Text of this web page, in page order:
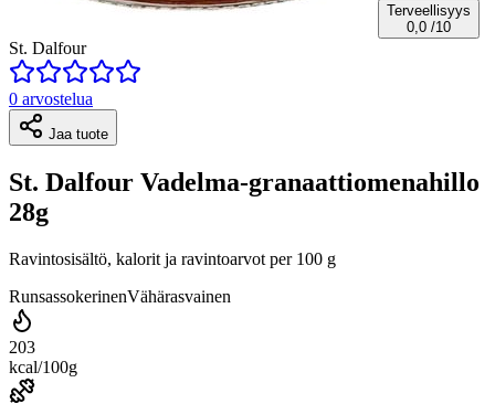
Terveellisyys
0,0 /10
St. Dalfour
0 arvostelua
Jaa tuote
St. Dalfour Vadelma-granaattiomenahillo
28g
Ravintosisältö, kalorit ja ravintoarvot per 100 g
RunsassokerinenVähärasvainen
203
kcal/100g